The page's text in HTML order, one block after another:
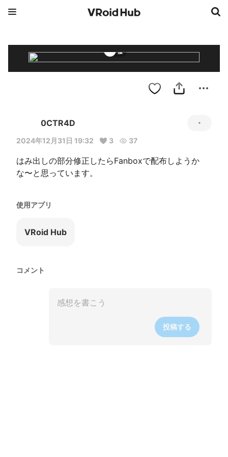
服
0CTR4D
2024年12月31日 19:32 3 37
はみ出しの部分修正したらFanboxで配布しようか
な〜と思っています。
使用アプリ
VRoid Hub
コメント
投稿する